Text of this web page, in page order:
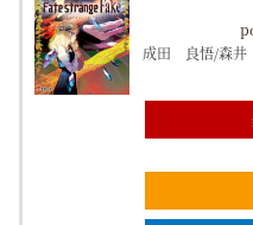
成田 良悟/森井